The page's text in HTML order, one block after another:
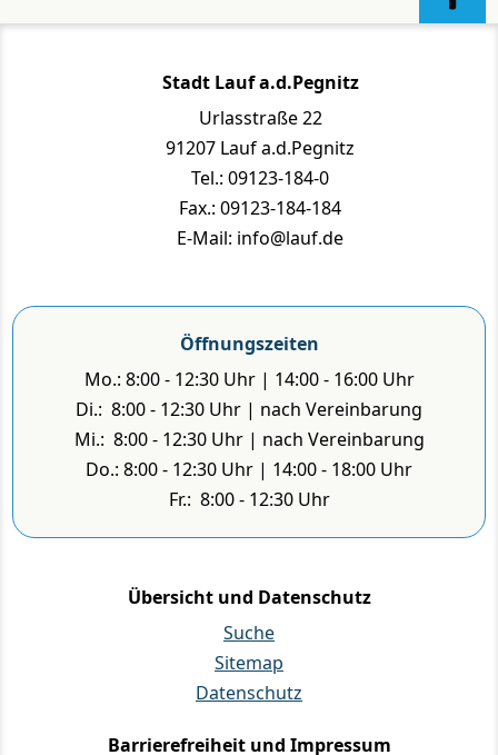
Stadt Lauf a.d.Pegnitz
Urlasstraße 22
91207 Lauf a.d.Pegnitz
Tel.: 09123-184-0
Fax.: 09123-184-184
E-Mail: info@lauf.de
Öffnungszeiten
Mo.: 8:00 - 12:30 Uhr | 14:00 - 16:00 Uhr
Di.: 8:00 - 12:30 Uhr | nach Vereinbarung
Mi.: 8:00 - 12:30 Uhr | nach Vereinbarung
Do.: 8:00 - 12:30 Uhr | 14:00 - 18:00 Uhr
Fr.: 8:00 - 12:30 Uhr
Übersicht und Datenschutz
Suche
Sitemap
Datenschutz
Barrierefreiheit und Impressum